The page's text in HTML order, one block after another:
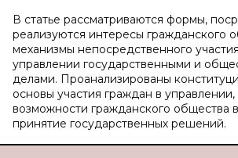
В статье рассматриваются формы,
реализуются интересы гражданского
механизмы непосредственного
управлении государственными и
делами. Проанализированы
основы участия граждан в управлении,
возможности гражданского общества
принятие государственных решений.